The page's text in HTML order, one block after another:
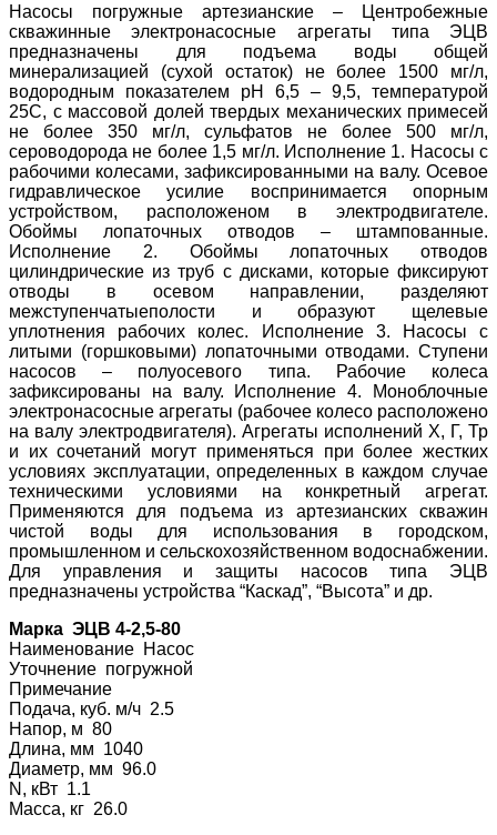
Насосы погружные артезианские – Центробежные
скважинные электронасосные агрегаты типа ЭЦВ
предназначены для подъема воды общей
минерализацией (сухой остаток) не более 1500 мг/л,
водородным показателем рН 6,5 – 9,5, температурой
25С, с массовой долей твердых механических примесей
не более 350 мг/л, сульфатов не более 500 мг/л,
сероводорода не более 1,5 мг/л. Исполнение 1. Насосы с
рабочими колесами, зафиксированными на валу. Осевое
гидравлическое усилие воспринимается опорным
устройством, расположеном в электродвигателе.
Обоймы лопаточных отводов – штампованные.
Исполнение 2. Обоймы лопаточных отводов
цилиндрические из труб с дисками, которые фиксируют
отводы в осевом направлении, разделяют
межступенчатыеполости и образуют щелевые
уплотнения рабочих колес. Исполнение 3. Насосы с
литыми (горшковыми) лопаточными отводами. Ступени
насосов – полуосевого типа. Рабочие колеса
зафиксированы на валу. Исполнение 4. Моноблочные
электронасосные агрегаты (рабочее колесо расположено
на валу электродвигателя). Агрегаты исполнений Х, Г, Тр
и их сочетаний могут применяться при более жестких
условиях эксплуатации, определенных в каждом случае
техническими условиями на конкретный агрегат.
Применяются для подъема из артезианских скважин
чистой воды для использования в городском,
промышленном и сельскохозяйственном водоснабжении.
Для управления и защиты насосов типа ЭЦВ
предназначены устройства “Каскад”, “Высота” и др.
Марка ЭЦВ 4-2,5-80
Наименование Насос
Уточнение погружной
Примечание
Подача, куб. м/ч 2.5
Напор, м 80
Длина, мм 1040
Диаметр, мм 96.0
N, кВт 1.1
Масса, кг 26.0